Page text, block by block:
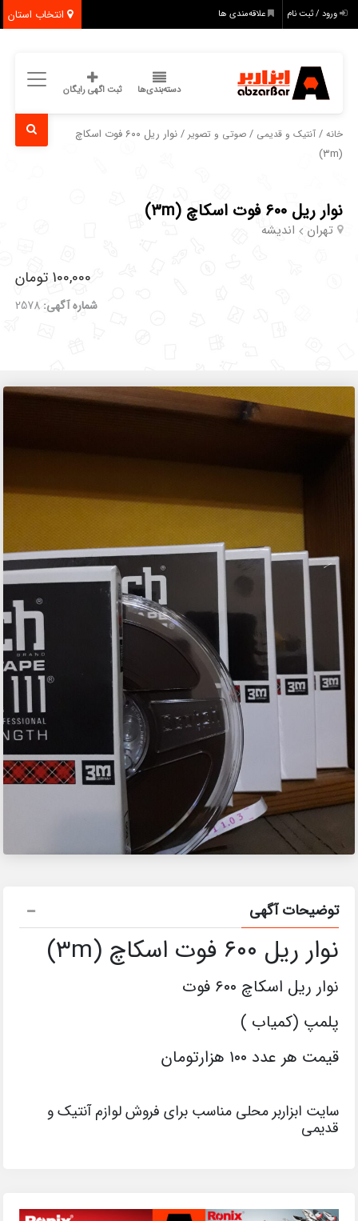
انتخاب استان ورود / ثبت نام علاقه‌مندی ها
دسته‌بندی‌ها ثبت اگهی رایگان
خانه /آنتیک و قدیمی /صوتی و تصویر
/ نوار ریل ۶۰۰ فوت اسکاچ
(۳m)
نوار ریل ۶۰۰ فوت اسکاچ (۳m)
تهران اندیشه
100,000 تومان
شماره آگهی: 2578
توضیحات آگهی
نوار ریل ۶۰۰ فوت اسکاچ (۳m)
نوار ریل اسکاچ ۶۰۰ فوت
پلمپ (کمیاب )
قیمت هر عدد ۱۰۰ هزارتومان
سایت ابزاربر محلی مناسب برای فروش لوازم آنتیک و
قدیمی